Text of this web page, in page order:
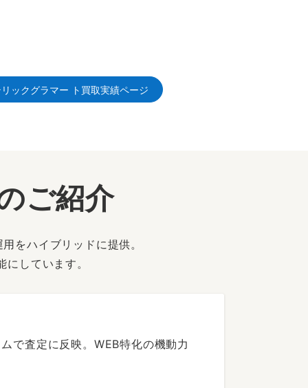
ックグラマー ト買取実績ページ
ご紹介
をハイブリッドに提供。
しています。
で査定に反映。WEB特化の機動力